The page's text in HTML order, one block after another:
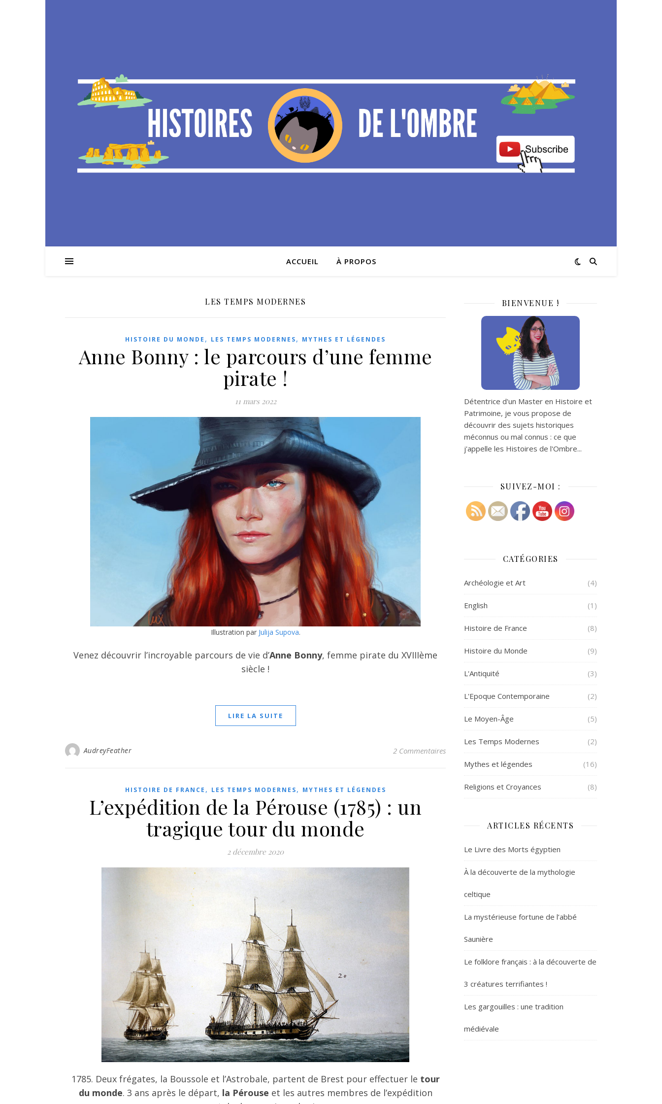
ACCUEIL À PROPOS
LES TEMPS MODERNES
HISTOIRE DU MONDE , LES TEMPS MODERNES, MYTHES ET LÉGENDES
Anne Bonny : le parcours d’une femme
pirate !
11 mars 2022
Illustration par Julija Supova.
Venez découvrir l’incroyable parcours de vie d’Anne Bonny, femme pirate du XVIIIème
siècle !
LIRE LA SUITE
AudreyFeather 2 Commentaires
HISTOIRE DE FRANCE , LES TEMPS MODERNES, MYTHES ET LÉGENDES
L’expédition de la Pérouse (1785) : un
tragique tour du monde
2 décembre 2020
1785. Deux frégates, la Boussole et l’Astrobale, partent de Brest pour effectuer le tour
du monde. 3 ans après le départ, la Pérouse et les autres membres de l’expédition
BIENVENUE !
Détentrice d'un Master en Histoire et
Patrimoine, je vous propose de
découvrir des sujets historiques
méconnus ou mal connus : ce que
j'appelle les Histoires de l'Ombre...
SUIVEZ-MOI :
CATÉGORIES
Archéologie et Art (4)
English (1)
Histoire de France (8)
Histoire du Monde (9)
L'Antiquité (3)
L'Epoque Contemporaine (2)
Le Moyen-Âge (5)
Les Temps Modernes (2)
Mythes et légendes (16)
Religions et Croyances (8)
ARTICLES RÉCENTS
Le Livre des Morts égyptien
À la découverte de la mythologie
celtique
La mystérieuse fortune de l’abbé
Saunière
Le folklore français : à la découverte de
3 créatures terrifiantes !
Les gargouilles : une tradition
médiévale